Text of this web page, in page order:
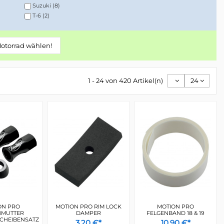
(1)
Suzuki (8)
T-6 (2)
TI Prolight
Titanium
Torx® (1)
wählen!
1 - 24 von 420 Artikel(n) 24
PRO
MOTION PRO RIM LOCK
DAMPER
MOTION PRO
FELGENBAND 18 & 19